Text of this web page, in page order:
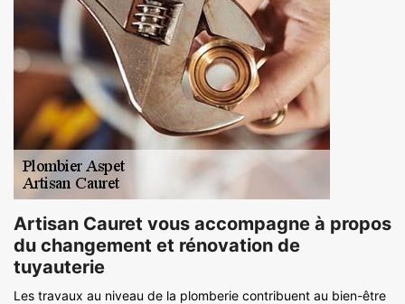
Artisan Cauret vous accompagne à propos
du changement et rénovation de
tuyauterie
Les travaux au niveau de la plomberie contribuent au bien-être